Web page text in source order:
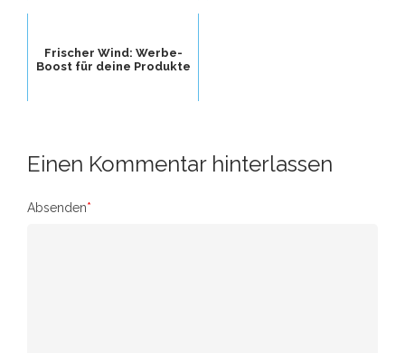
Frischer Wind: Werbe-
Boost für deine Produkte
Einen Kommentar hinterlassen
Absenden*